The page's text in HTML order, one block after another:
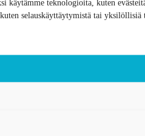
käytämme teknologioita, kuten
selauskäyttäytymistä tai